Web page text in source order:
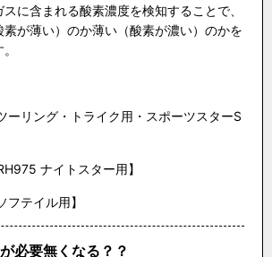
に含まれる酸素濃度を検知することで、
が薄い）のか薄い（酸素が濃い）のかを
ーリング・トライク用・スポーツスターS
ナイトスター用】
フテイル用】
必要無くなる？？